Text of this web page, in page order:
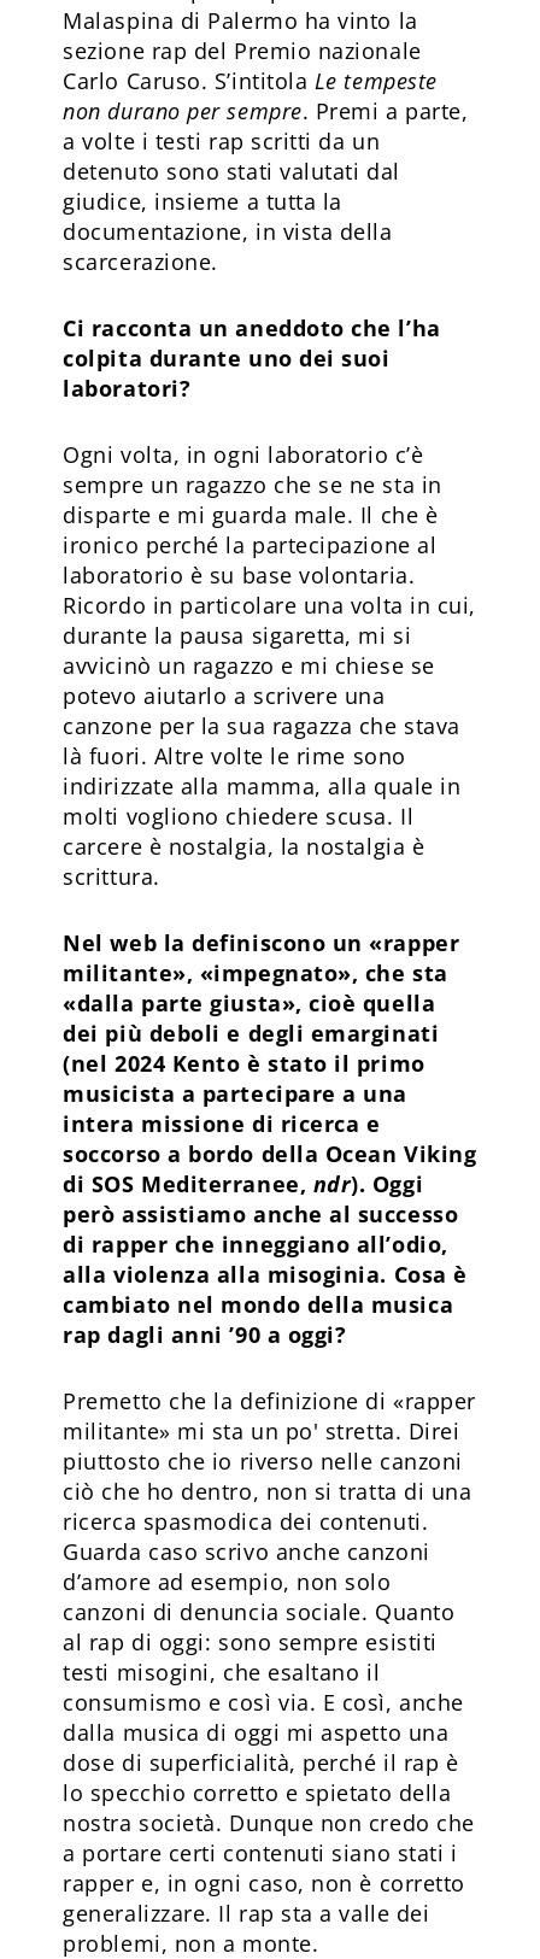
Malaspina di Palermo ha vinto la
sezione rap del Premio nazionale
Carlo Caruso. S’intitola Le tempeste
non durano per sempre. Premi a parte,
a volte i testi rap scritti da un
detenuto sono stati valutati dal
giudice, insieme a tutta la
documentazione, in vista della
scarcerazione.
Ci racconta un aneddoto che l’ha
colpita durante uno dei suoi
laboratori?
Ogni volta, in ogni laboratorio c’è
sempre un ragazzo che se ne sta in
disparte e mi guarda male. Il che è
ironico perché la partecipazione al
laboratorio è su base volontaria.
Ricordo in particolare una volta in cui,
durante la pausa sigaretta, mi si
avvicinò un ragazzo e mi chiese se
potevo aiutarlo a scrivere una
canzone per la sua ragazza che stava
là fuori. Altre volte le rime sono
indirizzate alla mamma, alla quale in
molti vogliono chiedere scusa. Il
carcere è nostalgia, la nostalgia è
scrittura.
Nel web la definiscono un «rapper
militante», «impegnato», che sta
«dalla parte giusta», cioè quella
dei più deboli e degli emarginati
(nel 2024 Kento è stato il primo
musicista a partecipare a una
intera missione di ricerca e
soccorso a bordo della Ocean Viking
di SOS Mediterranee, ndr). Oggi
però assistiamo anche al successo
di rapper che inneggiano all’odio,
alla violenza alla misoginia. Cosa è
cambiato nel mondo della musica
rap dagli anni ’90 a oggi?
Premetto che la definizione di «rapper
militante» mi sta un po' stretta. Direi
piuttosto che io riverso nelle canzoni
ciò che ho dentro, non si tratta di una
ricerca spasmodica dei contenuti.
Guarda caso scrivo anche canzoni
d’amore ad esempio, non solo
canzoni di denuncia sociale. Quanto
al rap di oggi: sono sempre esistiti
testi misogini, che esaltano il
consumismo e così via. E così, anche
dalla musica di oggi mi aspetto una
dose di superficialità, perché il rap è
lo specchio corretto e spietato della
nostra società. Dunque non credo che
a portare certi contenuti siano stati i
rapper e, in ogni caso, non è corretto
generalizzare. Il rap sta a valle dei
problemi, non a monte.